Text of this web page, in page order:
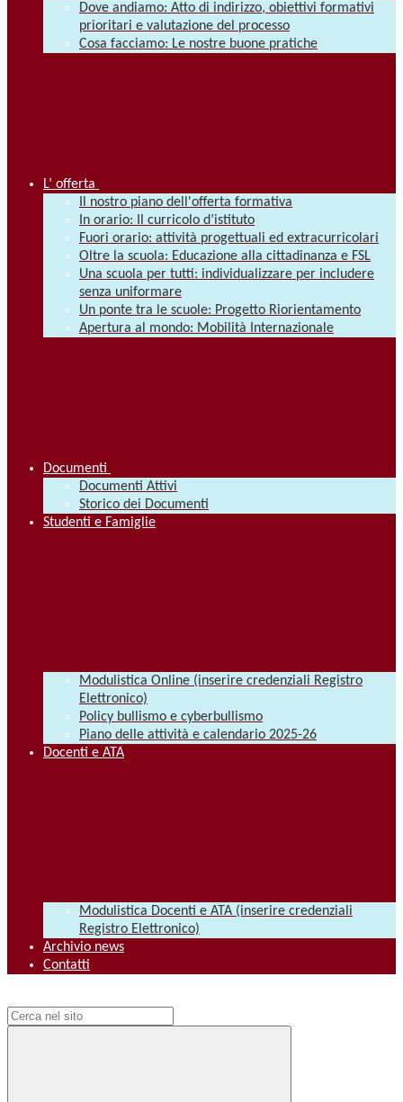
Dove andiamo: Atto di indirizzo, obiettivi formativi
prioritari e valutazione del processo
Cosa facciamo: Le nostre buone pratiche
L’ offerta
Il nostro piano dell'offerta formativa
In orario: Il curricolo d’istituto
Fuori orario: attività progettuali ed extracurricolari
Oltre la scuola: Educazione alla cittadinanza e FSL
Una scuola per tutti: individualizzare per includere
senza uniformare
Un ponte tra le scuole: Progetto Riorientamento
Apertura al mondo: Mobilità Internazionale
Documenti
Documenti Attivi
Storico dei Documenti
Studenti e Famiglie
Modulistica Online (inserire credenziali Registro
Elettronico)
Policy bullismo e cyberbullismo
Piano delle attività e calendario 2025-26
Docenti e ATA
Modulistica Docenti e ATA (inserire credenziali
Registro Elettronico)
Archivio news
Contatti